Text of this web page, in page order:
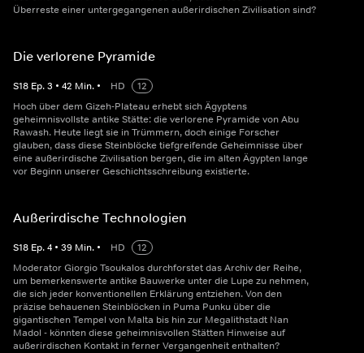
Überreste einer untergegangenen außerirdischen Zivilisation sind?
Die verlorene Pyramide
S18 Ep.3 • 42 Min. • HD
12
Hoch über dem Gizeh-Plateau erhebt sich Ägyptens
geheimnisvollste antike Stätte: die verlorene Pyramide von Abu
Rawash. Heute liegt sie in Trümmern, doch einige Forscher
glauben, dass diese Steinblöcke tiefgreifende Geheimnisse über
eine außerirdische Zivilisation bergen, die im alten Ägypten lange
vor Beginn unserer Geschichtsschreibung existierte.
Außerirdische Technologien
S18 Ep.4 • 39 Min. • HD
12
Moderator Giorgio Tsoukalos durchforstet das Archiv der Reihe,
um bemerkenswerte antike Bauwerke unter die Lupe zu nehmen,
die sich jeder konventionellen Erklärung entziehen. Von den
präzise behauenen Steinblöcken in Puma Punku über die
gigantischen Tempel von Malta bis hin zur Megalithstadt Nan
Madol - könnten diese geheimnisvollen Stätten Hinweise auf
außerirdischen Kontakt in ferner Vergangenheit enthalten?